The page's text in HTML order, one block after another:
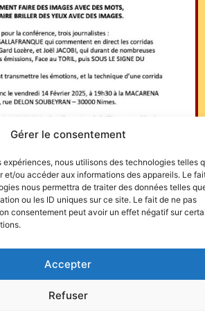
Gérer le consentement
expériences, nous utilisons des technologies telles
et/ou accéder aux informations des appareils. Le
nous permettra de traiter des données telles
ou les ID uniques sur ce site. Le fait de ne pas
consentement peut avoir un effet négatif sur
Accepter
Refuser
l'association TOROFIESTA